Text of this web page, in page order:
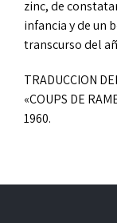
zinc, de
infancia y de un
transcurso del
TRADUCCION
«COUPS DE
1960.